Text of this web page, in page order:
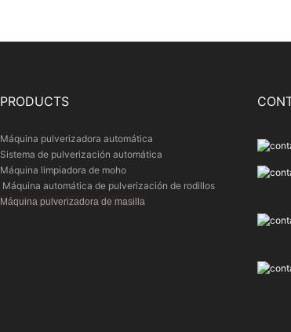
PRODUCTS
Máquina pulverizadora automática
Sistema de pulverización automática
Máquina limpiadora de moho
Máquina automática de pulverización de rodillos
Máquina pulverizadora de masilla